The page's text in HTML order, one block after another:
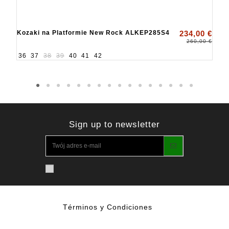
Kozaki na Platformie New Rock ALKEP285S4 234,00 €
260,00 €
36 37 38 39 40 41 42
Sign up to newsletter
Términos y Condiciones